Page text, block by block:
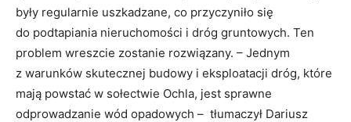
były regularnie uszkadzane, co przyczyniło się
do podtapiania nieruchomości i dróg gruntowych. Ten
problem wreszcie zostanie rozwiązany. – Jednym
z warunków skutecznej budowy i eksploatacji dróg, które
mają powstać w sołectwie Ochla, jest sprawne
odprowadzanie wód opadowych – tłumaczył Dariusz